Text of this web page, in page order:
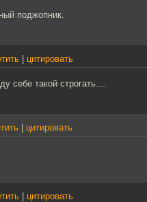
поджопник.
цитировать
себе такой строгать....
цитировать
цитировать